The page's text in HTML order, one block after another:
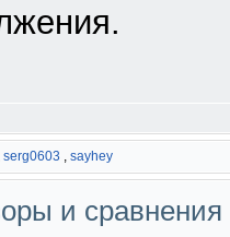
serg0603 , sayhey
и